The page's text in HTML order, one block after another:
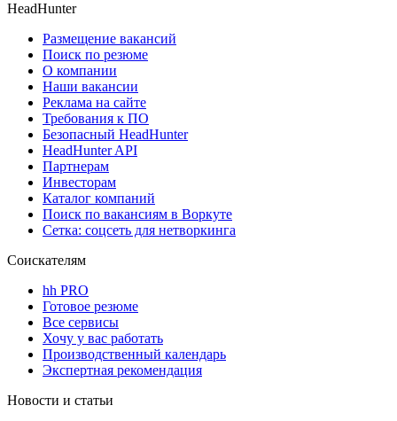
HeadHunter
Размещение вакансий
Поиск по резюме
О компании
Наши вакансии
Реклама на сайте
Требования к ПО
Безопасный HeadHunter
HeadHunter API
Партнерам
Инвесторам
Каталог компаний
Поиск по вакансиям в Воркуте
Сетка: соцсеть для нетворкинга
Соискателям
hh PRO
Готовое резюме
Все сервисы
Хочу у вас работать
Производственный календарь
Экспертная рекомендация
Новости и статьи